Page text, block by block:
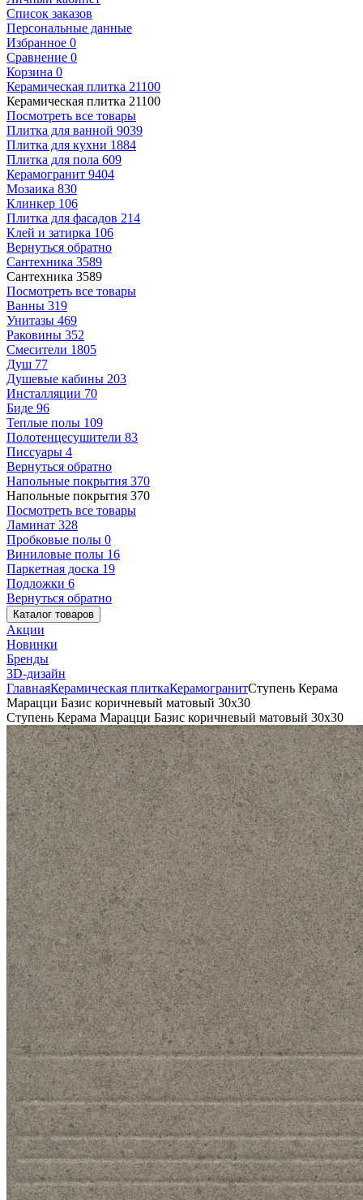
Список заказов
Персональные данные
Избранное 0
Сравнение 0
Корзина 0
Керамическая плитка 21100
Керамическая плитка 21100
Посмотреть все товары
Плитка для ванной 9039
Плитка для кухни 1884
Плитка для пола 609
Керамогранит 9404
Мозаика 830
Клинкер 106
Плитка для фасадов 214
Клей и затирка 106
Вернуться обратно
Сантехника 3589
Сантехника 3589
Посмотреть все товары
Ванны 319
Унитазы 469
Раковины 352
Смесители 1805
Душ 77
Душевые кабины 203
Инсталляции 70
Биде 96
Теплые полы 109
Полотенцесушители 83
Писсуары 4
Вернуться обратно
Напольные покрытия 370
Напольные покрытия 370
Посмотреть все товары
Ламинат 328
Пробковые полы 0
Виниловые полы 16
Паркетная доска 19
Подложки 6
Вернуться обратно
Каталог товаров
Акции
Новинки
Бренды
3D-дизайн
ГлавнаяКерамическая плиткаКерамогранитСтупень Керама
Марацци Базис коричневый матовый 30x30
Ступень Керама Марацци Базис коричневый матовый 30x30